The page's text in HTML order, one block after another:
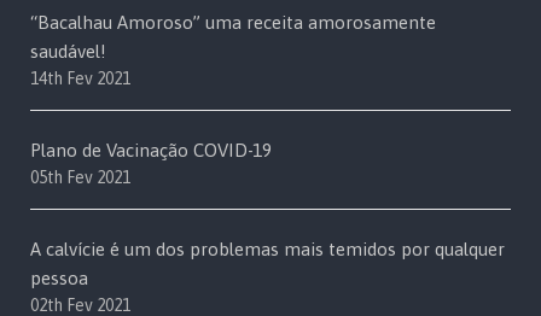
“Bacalhau Amoroso” uma receita amorosamente
saudável!
14th Fev 2021
Plano de Vacinação COVID-19
05th Fev 2021
A calvície é um dos problemas mais temidos por qualquer
pessoa
02th Fev 2021